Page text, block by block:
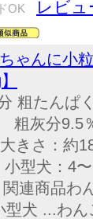
OK
レビュ
ゃんに小
粗たんぱ
粗灰分
きさ：約
小型犬：4
連商品わ
型犬 ...わ